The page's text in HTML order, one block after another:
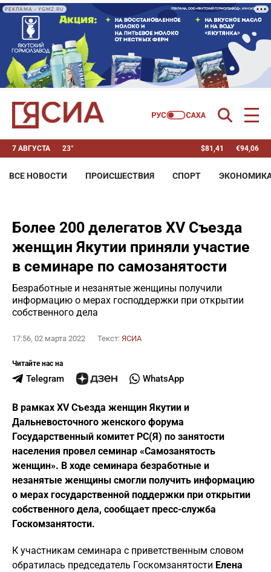
РЕКЛАМА • YGMZ.RU
7 АВГУСТА 23° $81,41 €94,06
ВСЕ НОВОСТИ ПРОИСШЕСТВИЯ СПОРТ
Более 200 делегатов XV Съезда
женщин Якутии приняли участие
в семинаре по самозанятости
Безработные и незанятые женщины получили
информацию о мерах господдержки при открытии
собственного дела
17:56, 02 марта 2022 Текст: ЯСИА
Читайте нас на
Telegram WhatsApp
В рамках XV Съезда женщин Якутии и
Дальневосточного женского форума
Государственный комитет РС(Я) по занятости
населения провел семинар «Самозанятость
женщин». В ходе семинара безработные и
незанятые женщины смогли получить информацию
о мерах государственной поддержки при открытии
собственного дела, сообщает пресс-служба
Госкомзанятости.
К участникам семинара с приветственным словом
обратилась председатель Госкомзанятости Елена